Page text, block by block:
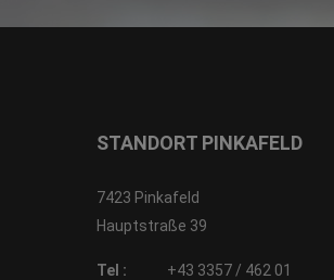
STANDORT PINKAFELD
7423 Pinkafeld
Hauptstraße 39
Tel : +43 3357 / 462 01